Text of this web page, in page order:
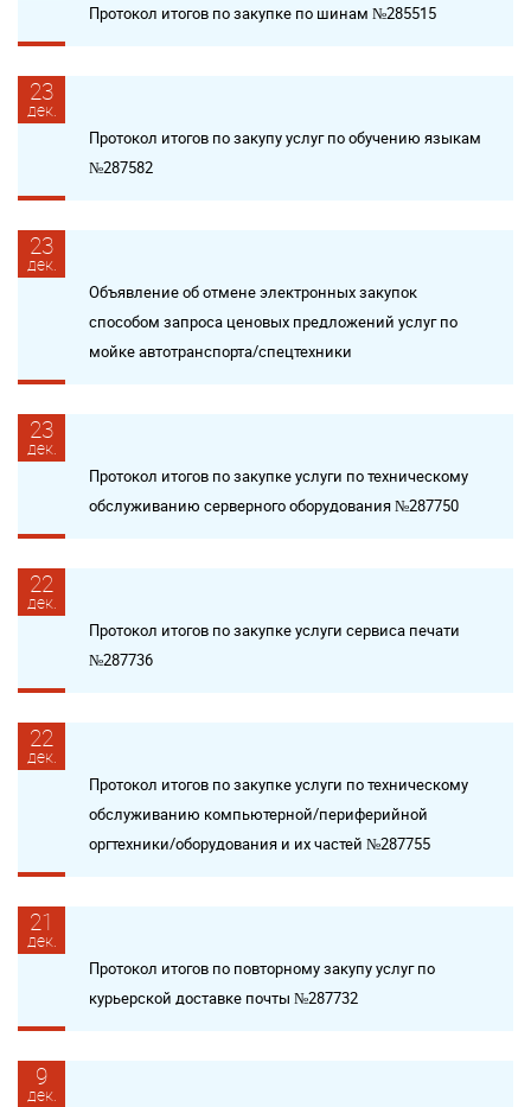
Протокол итогов по закупке по шинам №285515
23
дек.
Протокол итогов по закупу услуг по обучению языкам
№287582
23
дек.
Объявление об отмене электронных закупок
способом запроса ценовых предложений услуг по
мойке автотранспорта/спецтехники
23
дек.
Протокол итогов по закупке услуги по техническому
обслуживанию серверного оборудования №287750
22
дек.
Протокол итогов по закупке услуги сервиса печати
№287736
22
дек.
Протокол итогов по закупке услуги по техническому
обслуживанию компьютерной/периферийной
оргтехники/оборудования и их частей №287755
21
дек.
Протокол итогов по повторному закупу услуг по
курьерской доставке почты №287732
9
дек.